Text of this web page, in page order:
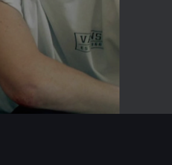
-00:39
Mute
Enter